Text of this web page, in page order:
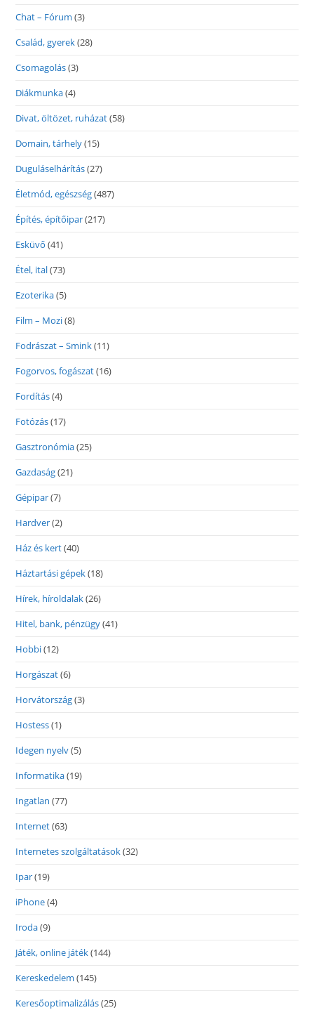
Chat – Fórum (3)
Család, gyerek(28)
Csomagolás(3)
Diákmunka(4)
Divat, öltözet, ruházat(58)
Domain, tárhely(15)
Duguláselhárítás(27)
Életmód, egészség(487)
Építés, építőipar(217)
Esküvő (41)
Étel, ital(73)
Ezoterika(5)
Film – Mozi(8)
Fodrászat – Smink(11)
Fogorvos, fogászat(16)
Fordítás(4)
Fotózás(17)
Gasztronómia(25)
Gazdaság(21)
Gépipar(7)
Hardver(2)
Ház és kert(40)
Háztartási gépek(18)
Hírek, híroldalak(26)
Hitel, bank, pénzügy(41)
Hobbi(12)
Horgászat(6)
Horvátország(3)
Hostess(1)
Idegen nyelv(5)
Informatika(19)
Ingatlan (77)
Internet(63)
Internetes szolgáltatások(32)
Ipar(19)
iPhone(4)
Iroda(9)
Játék, online játék(144)
Kereskedelem (145)
Keresőoptimalizálás(25)